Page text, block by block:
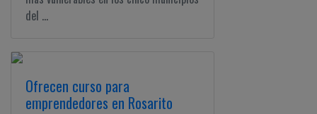
del ...
Ofrecen curso para
emprendedores en Rosarito